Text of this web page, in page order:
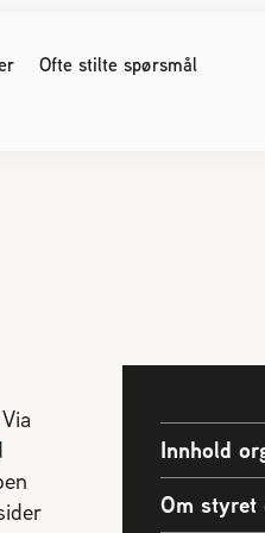
Ofte stilte spørsmål
årsmøter
Innhold
Om styret